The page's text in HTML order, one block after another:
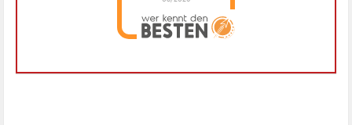
Dr. Hubert Menken
hat4.88 von5
MenkenBewertungen